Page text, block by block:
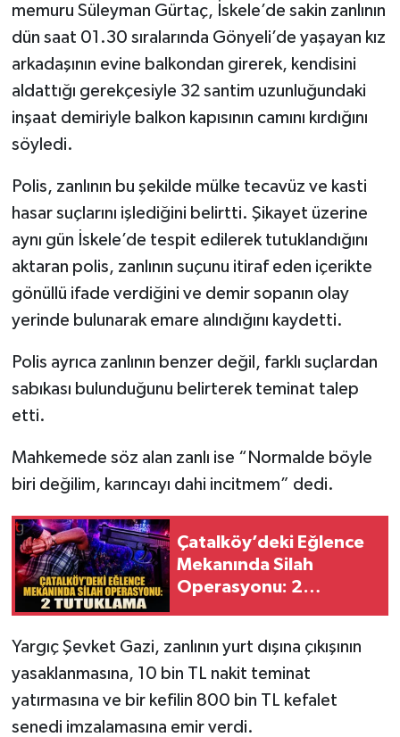
memuru Süleyman Gürtaç, İskele’de sakin zanlının
dün saat 01.30 sıralarında Gönyeli’de yaşayan kız
arkadaşının evine balkondan girerek, kendisini
aldattığı gerekçesiyle 32 santim uzunluğundaki
inşaat demiriyle balkon kapısının camını kırdığını
söyledi.
Polis, zanlının bu şekilde mülke tecavüz ve kasti
hasar suçlarını işlediğini belirtti. Şikayet üzerine
aynı gün İskele’de tespit edilerek tutuklandığını
aktaran polis, zanlının suçunu itiraf eden içerikte
gönüllü ifade verdiğini ve demir sopanın olay
yerinde bulunarak emare alındığını kaydetti.
Polis ayrıca zanlının benzer değil, farklı suçlardan
sabıkası bulunduğunu belirterek teminat talep
etti.
Mahkemede söz alan zanlı ise “Normalde böyle
biri değilim, karıncayı dahi incitmem” dedi.
Çatalköy’deki Eğlence
Mekanında Silah
Operasyonu: 2
Yargıç Şevket Gazi, zanlının yurt dışına çıkışının
yasaklanmasına, 10 bin TL nakit teminat
yatırmasına ve bir kefilin 800 bin TL kefalet
senedi imzalamasına emir verdi.